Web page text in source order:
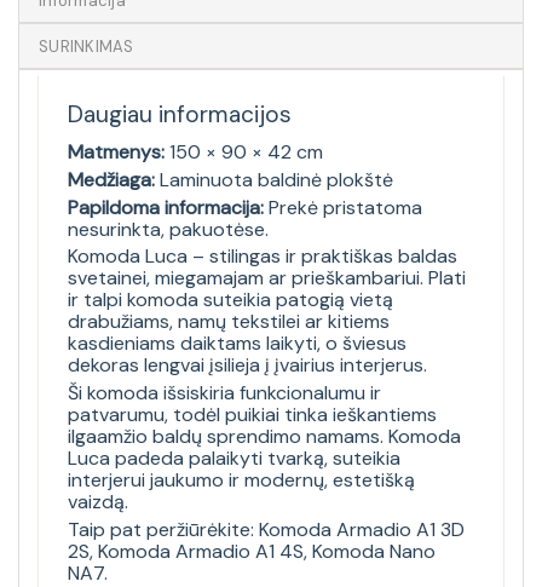
SURINKIMAS
Daugiau informacijos
Matmenys:150 × 90 × 42 cm
Medžiaga:Laminuota baldinė plokštė
Papildoma informacija:Prekė pristatoma
nesurinkta, pakuotėse.
Komoda Luca – stilingas ir praktiškas baldas
svetainei, miegamajam ar prieškambariui. Plati
ir talpi komoda suteikia patogią vietą
drabužiams, namų tekstilei ar kitiems
kasdieniams daiktams laikyti, o šviesus
dekoras lengvai įsilieja į įvairius interjerus.
Ši komoda išsiskiria funkcionalumu ir
patvarumu, todėl puikiai tinka ieškantiems
ilgaamžio baldų sprendimo namams. Komoda
Luca padeda palaikyti tvarką, suteikia
interjerui jaukumo ir modernų, estetišką
vaizdą.
Taip pat peržiūrėkite: Komoda Armadio A1 3D
2S,Komoda Armadio A1 4S,Komoda Nano
NA7.